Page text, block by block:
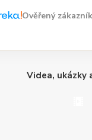
Ověřený zákazník
Videa, ukázky